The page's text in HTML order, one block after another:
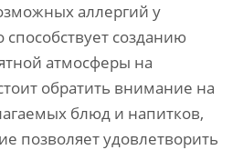
аллергий у
созданию
атмосферы на
обратить внимание на
блюд и напитков,
позволяет удовлетворить